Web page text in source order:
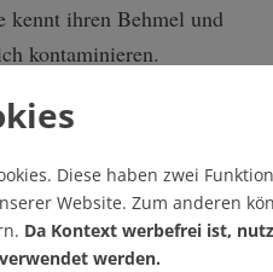
kennt ihren Behmel und
kontaminieren.
von
Vom Wert der
startet am heutigen
Diese haben zwei
Website. Zum anderen
Da Kontext werbefrei ist,
werden.